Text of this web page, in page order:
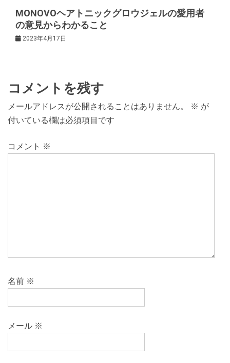
MONOVOヘアトニックグロウジェルの愛用者
の意見からわかること
2023年4月17日
コメントを残す
メールアドレスが公開されることはありません。 ※ が
付いている欄は必須項目です
コメント ※
名前 ※
メール ※